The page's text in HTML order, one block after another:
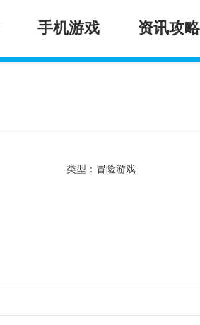
手机游戏 资讯攻略
类型：冒险游戏